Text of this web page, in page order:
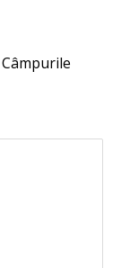
Câmpurile